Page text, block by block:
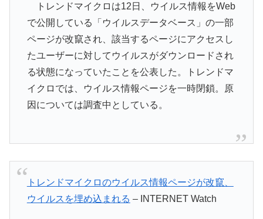
トレンドマイクロは12日、ウイルス情報をWeb
で公開している「ウイルスデータベース」の一部
ページが改竄され、該当するページにアクセスし
たユーザーに対してウイルスがダウンロードされ
る状態になっていたことを公表した。トレンドマ
イクロでは、ウイルス情報ページを一時閉鎖。原
因については調査中としている。
トレンドマイクロのウイルス情報ページが改竄、
ウイルスを埋め込まれる – INTERNET Watch